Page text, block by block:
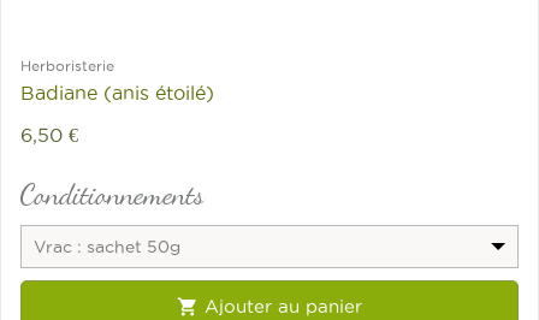
Herboristerie
Badiane (anis étoilé)
6,50 €
Conditionnements
Vrac : sachet 50g
 Ajouter au panier